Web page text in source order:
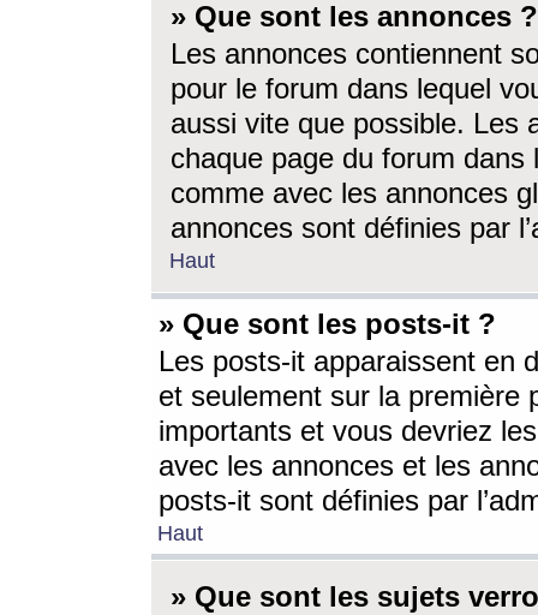
» Que sont les annonces ?
Les annonces contiennent
pour le forum dans lequel
aussi vite que possible. Les
chaque page du forum dans
comme avec les annonces
annonces sont définies par
Haut
» Que sont les posts-it ?
Les posts-it apparaissent en
et seulement sur la première
importants et vous devriez
avec les annonces et les
posts-it sont définies par
Haut
» Que sont les sujets